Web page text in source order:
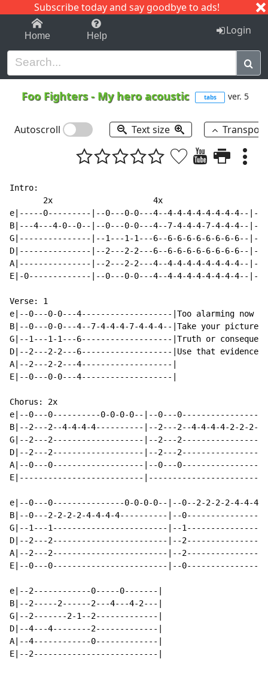
Subscribe today and say goodbye to ads!
1-9 C I J
Home Help Login
Foo Fighters- My hero acoustic tabs ver. 5
Autoscroll Text size
Intro:
       2x                     4x
e|-----0---------|--0---0-0---4--4-4-4-4-4-4-4-4--
B|---4---4-0--0--|--0---0-0---4--7-4-4-4-7-4-4-4--
G|---------------|--1---1-1---6--6-6-6-6-6-6-6-6--|--
D|---------------|--2---2-2---6--6-6-6-6-6-6-6-6--|--
A|---------------|--2---2-2---4--4-4-4-4-4-4-4-4--
E|-0-------------|--0---0-0---4--4-4-4-4-4-4-4-4--
Verse: 1
e|--0---0-0---4-------------------|Too alarming now
B|--0---0-0---4--7-4-4-4-7-4-4-4--|Take your pictures
G|--1---1-1---6-------------------|Truth or
D|--2---2-2---6-------------------|Use that evidence
A|--2---2-2---4-------------------|
E|--0---0-0---4-------------------|
Chorus: 2x
e|--0---0----------0-0-0-0--|--0---0-------------------
B|--2---2--4-4-4-4----------|--2---2--4-4-4-4-2-2-2-2--
G|--2---2-------------------|--2---2-------------------
D|--2---2-------------------|--2---2-------------------
A|--0---0-------------------|--0---
E|--------------------------
e|--0---0---------------0-0-0-0--|--0--2-2-2-2-4-4-
B|--0---2-2-2-2-4-4-4-4----------|--
G|--1---1------------------------|--
D|--2---2------------------------|--
A|--2---2------------------------|--
E|--0---0------------------------|--
e|--2------------0-----0-------|
B|--2-----2------2---4---4-2---|
G|--2-------2-1--2-------------|
D|--4---4--------2-------------|
A|--4------------0-------------|
E|--2--------------------------|